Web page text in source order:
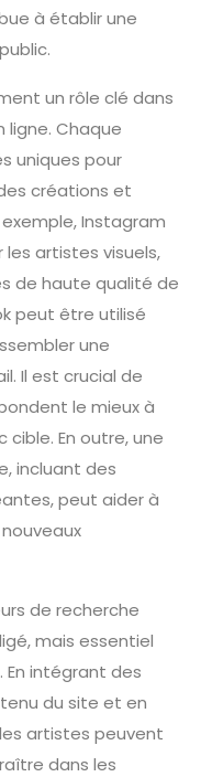
à établir une
un rôle clé dans
ligne. Chaque
uniques pour
créations et
Instagram
artistes visuels,
de haute qualité de
peut être utilisé
une
Il est crucial de
le mieux à
En outre, une
incluant des
peut aider à
de recherche
mais essentiel
En intégrant des
du site et en
artistes peuvent
dans les